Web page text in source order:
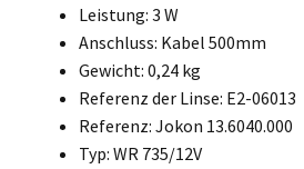
Leistung: 3 W
Anschluss: Kabel 500mm
Gewicht: 0,24 kg
Referenz der Linse: E2-06013
Referenz: Jokon 13.6040.000
Typ: WR 735/12V